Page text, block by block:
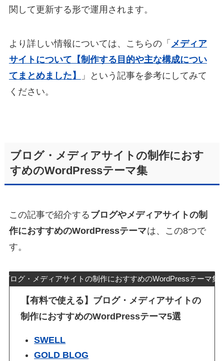
関して更新する形で運用されます。
より詳しい情報については、こちらの「 メディア
サイトについて【制作する目的や主な構成につい
てまとめました】
」という記事を参考にしてみて
ください。
ブログ・メディアサイトの制作におす
すめのWordPressテーマ集
この記事で紹介する ブログやメディアサイトの制
作におすすめのWordPressテーマは、この8つで
す。
ブログ・メディアサイトの制作におすすめのWordPressテーマ集
【有料で使える】ブログ・メディアサイトの
制作におすすめのWordPressテーマ5選
SWELL
GOLD BLOG